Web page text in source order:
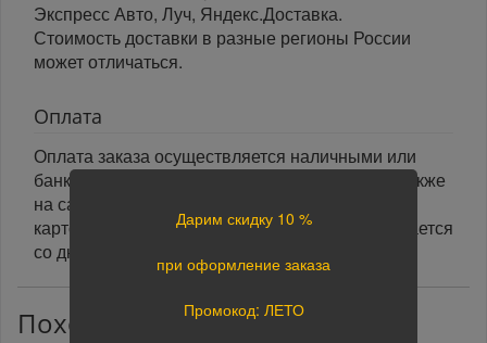
Экспресс Авто, Луч, Яндекс.Доставка.
Стоимость доставки в разные регионы России
может отличаться.
Оплата
Оплата заказа осуществляется наличными или
банковской картой курьеру при получении, а также
на сайте при оформлении заказа. При оплате
картой на сайте указанный срок доставки считается
со дня поступления оплаты.
Похожие товары
Дарим скидку 10 %
при оформление заказа
Промокод: ЛЕТО